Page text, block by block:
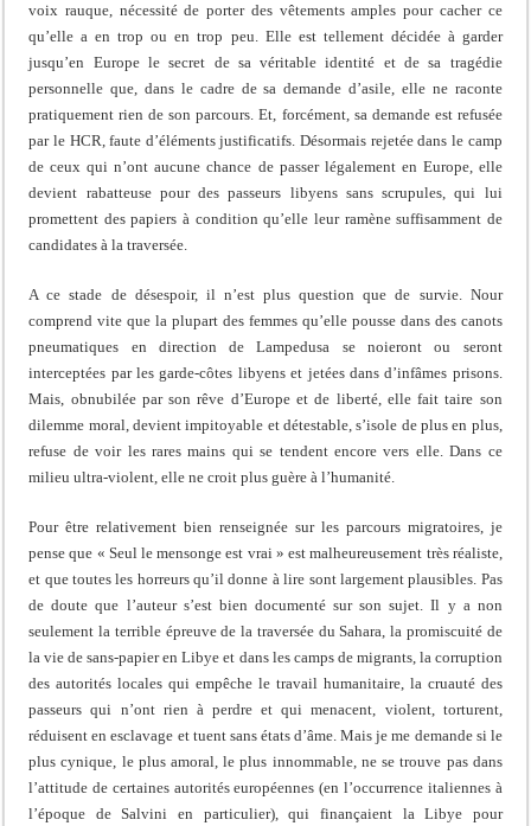
voix rauque, nécessité de porter des vêtements amples pour cacher ce
qu’elle a en trop ou en trop peu. Elle est tellement décidée à garder
jusqu’en Europe le secret de sa véritable identité et de sa tragédie
personnelle que, dans le cadre de sa demande d’asile, elle ne raconte
pratiquement rien de son parcours. Et, forcément, sa demande est refusée
par le HCR, faute d’éléments justificatifs. Désormais rejetée dans le camp
de ceux qui n’ont aucune chance de passer légalement en Europe, elle
devient rabatteuse pour des passeurs libyens sans scrupules, qui lui
promettent des papiers à condition qu’elle leur ramène suffisamment de
candidates à la traversée.
A ce stade de désespoir, il n’est plus question que de survie. Nour
comprend vite que la plupart des femmes qu’elle pousse dans des canots
pneumatiques en direction de Lampedusa se noieront ou seront
interceptées par les garde-côtes libyens et jetées dans d’infâmes prisons.
Mais, obnubilée par son rêve d’Europe et de liberté, elle fait taire son
dilemme moral, devient impitoyable et détestable, s’isole de plus en plus,
refuse de voir les rares mains qui se tendent encore vers elle. Dans ce
milieu ultra-violent, elle ne croit plus guère à l’humanité.
Pour être relativement bien renseignée sur les parcours migratoires, je
pense que « Seul le mensonge est vrai » est malheureusement très réaliste,
et que toutes les horreurs qu’il donne à lire sont largement plausibles. Pas
de doute que l’auteur s’est bien documenté sur son sujet. Il y a non
seulement la terrible épreuve de la traversée du Sahara, la promiscuité de
la vie de sans-papier en Libye et dans les camps de migrants, la corruption
des autorités locales qui empêche le travail humanitaire, la cruauté des
passeurs qui n’ont rien à perdre et qui menacent, violent, torturent,
réduisent en esclavage et tuent sans états d’âme. Mais je me demande si le
plus cynique, le plus amoral, le plus innommable, ne se trouve pas dans
l’attitude de certaines autorités européennes (en l’occurrence italiennes à
l’époque de Salvini en particulier), qui finançaient la Libye pour